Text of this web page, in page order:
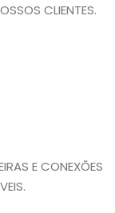
CLIENTES.
E CONEXÕES